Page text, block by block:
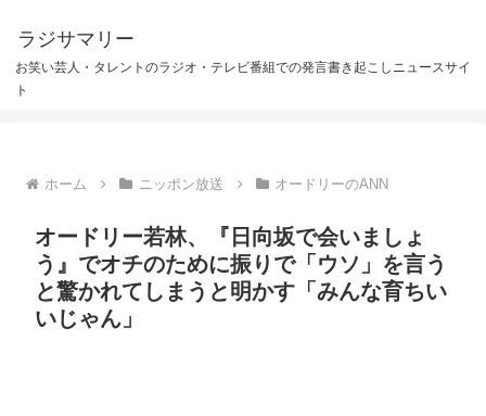
ラジサマリー
お笑い芸人・タレントのラジオ・テレビ番組での発言書き起こしニュースサイ
ト
ホーム ニッポン放送 オードリーのANN
オードリー若林、『日向坂で会いましょ
う』でオチのために振りで「ウソ」を言う
と驚かれてしまうと明かす「みんな育ちい
いじゃん」